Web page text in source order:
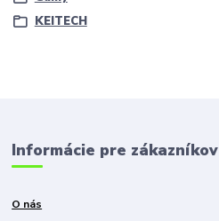
KEITECH
Informácie pre zákazníkov
O nás